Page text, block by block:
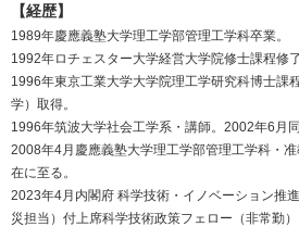
【経歴】
1989年慶應義塾大学理工学部管理工学科卒業。
1992年ロチェスター大学経営大学院修士課程修了
1996年東京工業大学大学院理工学研究科博士課
学）取得。
1996年筑波大学社会工学系・講師。2002年6月同
2008年4月慶應義塾大学理工学部管理工学科・
在に至る。
2023年4月内閣府 科学技術・イノベーション推
災担当）付上席科学技術政策フェロー（非常勤）